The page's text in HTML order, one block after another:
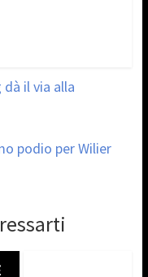
dà il via alla
podio per Wilier